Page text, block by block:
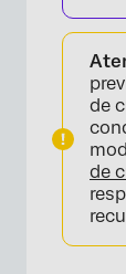
de
de